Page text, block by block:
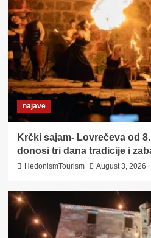
najave
Krčki sajam- Lovrečeva od
donosi tri dana tradicije i
HedonismTourism August 3, 2026